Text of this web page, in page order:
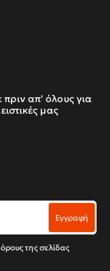
απ' όλους για
μας
Εγγραφή
της σελίδας